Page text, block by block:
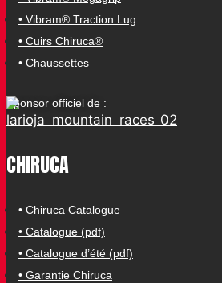
• Vibram® Traction Lug
• Cuirs Chiruca®
• Chaussettes
Sponsor officiel de :
CHIRUCA
• Chiruca Catalogue
• Catalogue (pdf)
• Catalogue d’été (pdf)
• Garantie Chiruca